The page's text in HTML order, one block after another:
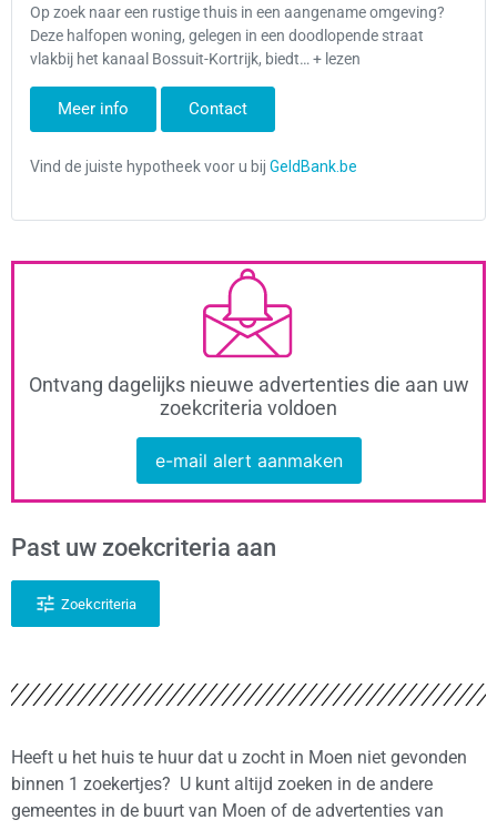
Op zoek naar een rustige thuis in een aangename omgeving?
Deze halfopen woning, gelegen in een doodlopende straat
vlakbij het kanaal Bossuit-Kortrijk, biedt… + lezen
Meer info Contact
Ontvang dagelijks nieuwe advertenties die aan uw
zoekcriteria voldoen
e-mail alert aanmaken
Past uw zoekcriteria aan
Zoekcriteria
Heeft u het huis te huur dat u zocht in Moen niet gevonden
binnen 1 zoekertjes? U kunt altijd zoeken in de andere
gemeentes in de buurt van Moen of de advertenties van